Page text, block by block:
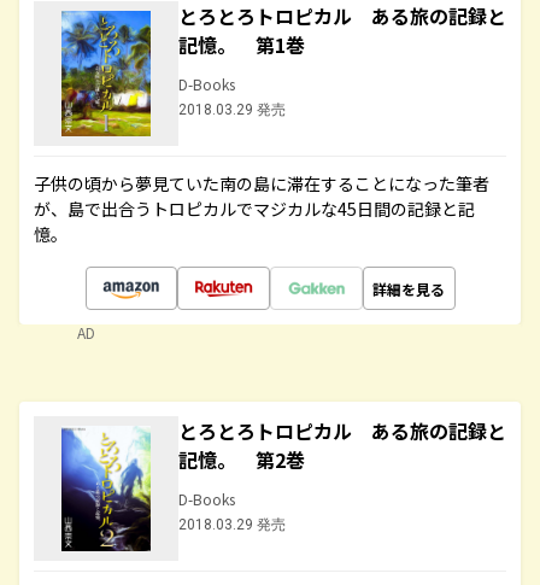
とろとろトロピカル ある旅の記録と
記憶。 第1巻
D-Books
2018.03.29 発売
子供の頃から夢見ていた南の島に滞在することになった筆者
が、島で出合うトロピカルでマジカルな45日間の記録と記
憶。
詳細を見る
AD
とろとろトロピカル ある旅の記録と
記憶。 第2巻
D-Books
2018.03.29 発売